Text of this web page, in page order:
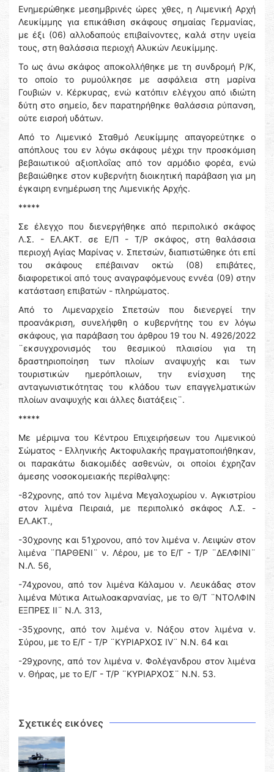
Ενημερώθηκε μεσημβρινές ώρες χθες, η Λιμενική Αρχή
Λευκίμμης για επικάθιση σκάφους σημαίας Γερμανίας,
με έξι (06) αλλοδαπούς επιβαίνοντες, καλά στην υγεία
τους, στη θαλάσσια περιοχή Αλυκών Λευκίμμης.
Το ως άνω σκάφος αποκολλήθηκε με τη συνδρομή Ρ/Κ,
το οποίο το ρυμούλκησε με ασφάλεια στη μαρίνα
Γουβιών ν. Κέρκυρας, ενώ κατόπιν ελέγχου από ιδιώτη
δύτη στο σημείο, δεν παρατηρήθηκε θαλάσσια ρύπανση,
ούτε εισροή υδάτων.
Από το Λιμενικό Σταθμό Λευκίμμης απαγορεύτηκε ο
απόπλους του εν λόγω σκάφους μέχρι την προσκόμιση
βεβαιωτικού αξιοπλοΐας από τον αρμόδιο φορέα, ενώ
βεβαιώθηκε στον κυβερνήτη διοικητική παράβαση για μη
έγκαιρη ενημέρωση της Λιμενικής Αρχής.
*****
Σε έλεγχο που διενεργήθηκε από περιπολικό σκάφος
Λ.Σ. - ΕΛ.ΑΚΤ. σε Ε/Π - Τ/Ρ σκάφος, στη θαλάσσια
περιοχή Αγίας Μαρίνας ν. Σπετσών, διαπιστώθηκε ότι επί
του σκάφους επέβαιναν οκτώ (08) επιβάτες,
διαφορετικοί από τους αναγραφόμενους εννέα (09) στην
κατάσταση επιβατών - πληρώματος.
Από το Λιμεναρχείο Σπετσών που διενεργεί την
προανάκριση, συνελήφθη ο κυβερνήτης του εν λόγω
σκάφους, για παράβαση του άρθρου 19 του Ν. 4926/2022
¨εκσυγχρονισμός του θεσμικού πλαισίου για τη
δραστηριοποίηση των πλοίων αναψυχής και των
τουριστικών ημερόπλοιων, την ενίσχυση της
ανταγωνιστικότητας του κλάδου των επαγγελματικών
πλοίων αναψυχής και άλλες διατάξεις¨.
*****
Με μέριμνα του Κέντρου Επιχειρήσεων του Λιμενικού
Σώματος - Ελληνικής Ακτοφυλακής πραγματοποιήθηκαν,
οι παρακάτω διακομιδές ασθενών, οι οποίοι έχρηζαν
άμεσης νοσοκομειακής περίθαλψης:
-82χρονης, από τον λιμένα Μεγαλοχωρίου ν. Αγκιστρίου
στον λιμένα Πειραιά, με περιπολικό σκάφος Λ.Σ. -
ΕΛ.ΑΚΤ.,
-30χρονης και 51χρονου, από τον λιμένα ν. Λειψών στον
λιμένα ¨ΠΑΡΘΕΝΙ¨ ν. Λέρου, με το Ε/Γ - Τ/Ρ ¨ΔΕΛΦΙΝΙ¨
Ν.Λ. 56,
-74χρονου, από τον λιμένα Κάλαμου ν. Λευκάδας στον
λιμένα Μύτικα Αιτωλοακαρνανίας, με το Θ/Τ ¨ΝΤΟΛΦΙΝ
ΕΞΠΡΕΣ ΙΙ¨ Ν.Λ. 313,
-35χρονης, από τον λιμένα ν. Νάξου στον λιμένα ν.
Σύρου, με το Ε/Γ - Τ/Ρ ¨ΚΥΡΙΑΡΧΟΣ IV¨ Ν.Ν. 64 και
-29χρονης, από τον λιμένα ν. Φολέγανδρου στον λιμένα
ν. Θήρας, με το Ε/Γ - Τ/Ρ ¨ΚΥΡΙΑΡΧΟΣ¨ Ν.Ν. 53.
Σχετικές εικόνες